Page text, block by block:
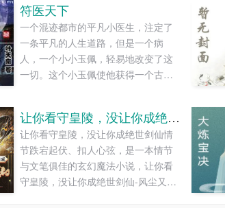
符医天下
一个混迹都市的平凡小医生，注定了
一条平凡的人生道路，但是一个病
人，一个小小玉佩，轻易地改变了这
一切。这个小玉佩使他获得一个古代
让你看守皇陵，没让你成绝世剑仙
让你看守皇陵，没让你成绝世剑仙情
节跌宕起伏、扣人心弦，是一本情节
与文笔俱佳的玄幻魔法小说，让你看
守皇陵，没让你成绝世剑仙-风尘又仆